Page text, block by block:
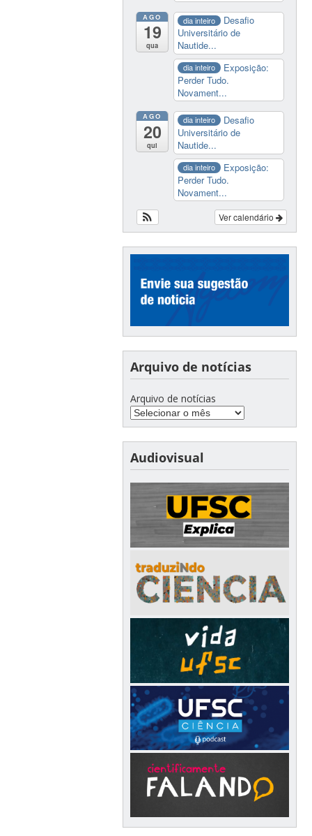
AGO
19
qua
dia inteiro
Desafio
Universitário de
Nautide...
dia inteiro
Exposição:
Perder Tudo.
Novament...
AGO
20
qui
dia inteiro
Desafio
Universitário de
Nautide...
dia inteiro
Exposição:
Perder Tudo.
Novament...
Ver calendário
Arquivo de notícias
Arquivo de notícias
Audiovisual